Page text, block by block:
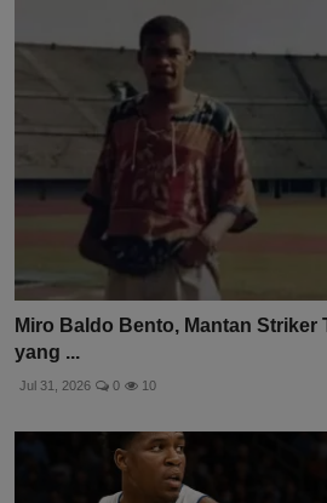
Miro Baldo Bento, Mantan Striker
yang ...
Jul 31, 2026 0 10